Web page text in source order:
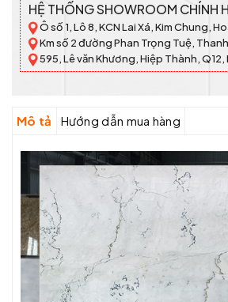
HỆ THỐNG SHOWROOM CHÍNH
Ô số 1, Lô 8, KCN Lai Xá, Kim Chung,
Km số 2 đường Phan Trọng Tuệ, Thanh
595, Lê văn Khương, Hiệp Thành, Q12,
Mô tả Hướng dẫn mua hàng